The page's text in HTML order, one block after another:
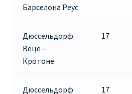
Барселона Реус
Дюссельдорф
Веце –
Кротоне
17
Дюссельдорф
17